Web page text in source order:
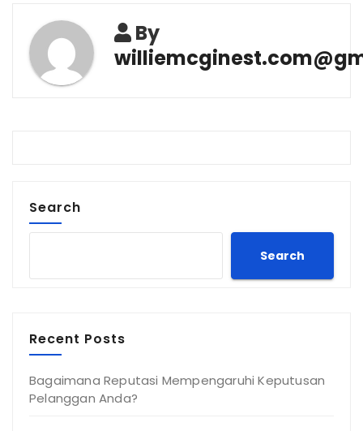
By
Search
Search
Recent Posts
Bagaimana Reputasi Mempengaruhi Keputusan
Pelanggan Anda?